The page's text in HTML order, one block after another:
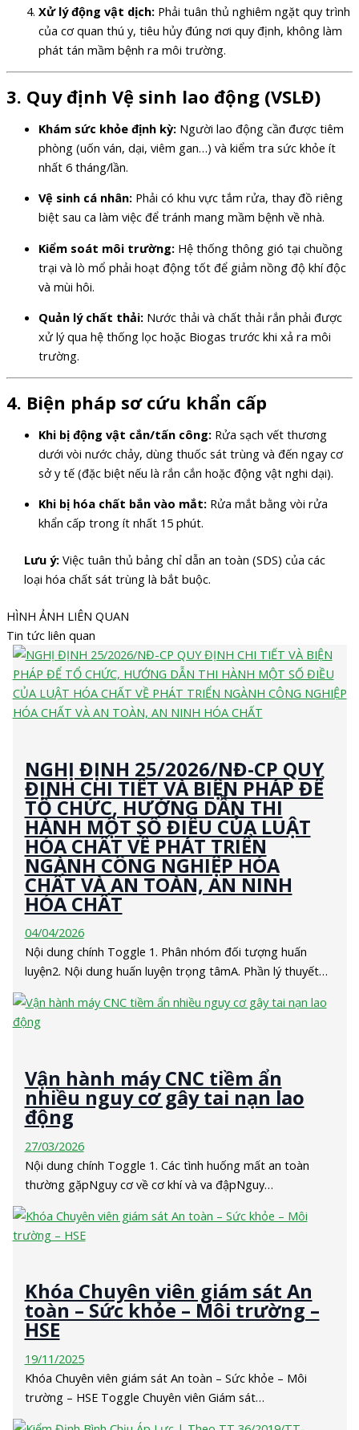
Xử lý động vật dịch: Phải tuân thủ nghiêm ngặt quy trình
của cơ quan thú y, tiêu hủy đúng nơi quy định, không làm
phát tán mầm bệnh ra môi trường.
3. Quy định Vệ sinh lao động (VSLĐ)
Khám sức khỏe định kỳ: Người lao động cần được tiêm
phòng (uốn ván, dại, viêm gan…) và kiểm tra sức khỏe ít
nhất 6 tháng/lần.
Vệ sinh cá nhân: Phải có khu vực tắm rửa, thay đồ riêng
biệt sau ca làm việc để tránh mang mầm bệnh về nhà.
Kiểm soát môi trường: Hệ thống thông gió tại chuồng
trại và lò mổ phải hoạt động tốt để giảm nồng độ khí độc
và mùi hôi.
Quản lý chất thải: Nước thải và chất thải rắn phải được
xử lý qua hệ thống lọc hoặc Biogas trước khi xả ra môi
trường.
4. Biện pháp sơ cứu khẩn cấp
Khi bị động vật cắn/tấn công: Rửa sạch vết thương
dưới vòi nước chảy, dùng thuốc sát trùng và đến ngay cơ
sở y tế (đặc biệt nếu là rắn cắn hoặc động vật nghi dại).
Khi bị hóa chất bắn vào mắt: Rửa mắt bằng vòi rửa
khẩn cấp trong ít nhất 15 phút.
Lưu ý:Việc tuân thủ bảng chỉ dẫn an toàn (SDS) của các
loại hóa chất sát trùng là bắt buộc.
HÌNH ẢNH LIÊN QUAN
Tin tức liên quan
NGHỊ ĐỊNH 25/2026/NĐ-CP QUY
ĐỊNH CHI TIẾT VÀ BIỆN PHÁP ĐỂ
TỔ CHỨC, HƯỚNG DẪN THI
HÀNH MỘT SỐ ĐIỀU CỦA LUẬT
HÓA CHẤT VỀ PHÁT TRIỂN
NGÀNH CÔNG NGHIỆP HÓA
CHẤT VÀ AN TOÀN, AN NINH
HÓA CHẤT
04/04/2026
Nội dung chính Toggle 1. Phân nhóm đối tượng huấn
luyện2. Nội dung huấn luyện trọng tâmA. Phần lý thuyết…
Vận hành máy CNC tiềm ẩn
nhiều nguy cơ gây tai nạn lao
động
27/03/2026
Nội dung chính Toggle 1. Các tình huống mất an toàn
thường gặpNguy cơ về cơ khí và va đậpNguy…
Khóa Chuyên viên giám sát An
toàn – Sức khỏe – Môi trường –
HSE
19/11/2025
Khóa Chuyên viên giám sát An toàn – Sức khỏe – Môi
trường – HSE Toggle Chuyên viên Giám sát…